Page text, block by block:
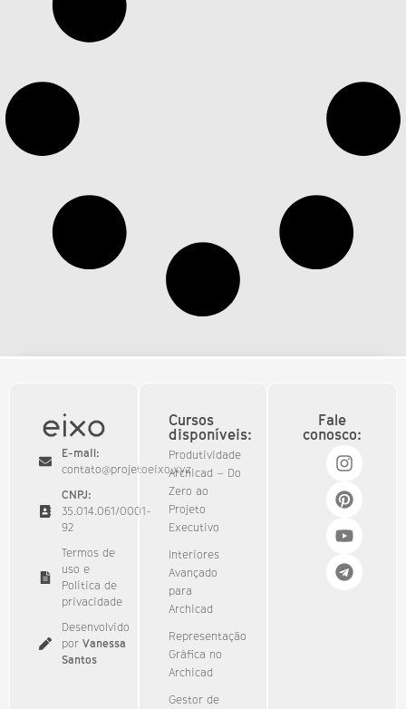
E-mail:
contato@projetoeixo.xyz
CNPJ:
35.014.061/0001-
92​
Termos de
uso e
Política de
privacidade
Desenvolvido
por Vanessa
Santos
Cursos
disponíveis:
Produtividade
Archicad – Do
Zero ao
Projeto
Executivo
Interiores
Avançado
para
Archicad
Representação
Gráfica no
Archicad
Gestor de
Fale
conosco: